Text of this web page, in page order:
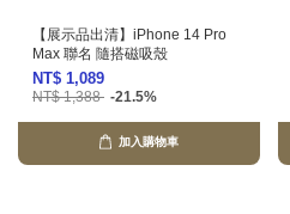
【展示品出清】iPhone 14 Pro
Max 聯名 隨搭磁吸殼
NT$ 1,089
NT$ 1,388 -21.5%
加入購物車